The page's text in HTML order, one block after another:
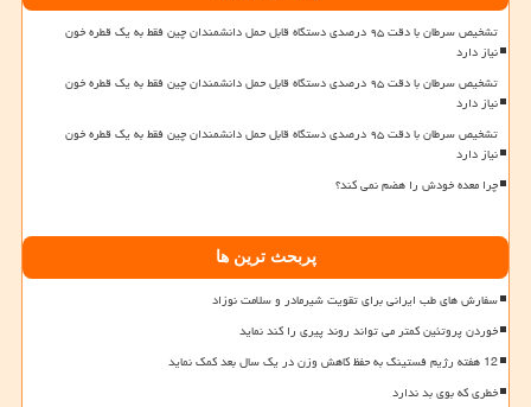
تشخیص سرطان با دقت ۹۵ درصدی دستگاه قابل حمل دانشمندان چین فقط به یک قطره خون
نیاز دارد
تشخیص سرطان با دقت ۹۵ درصدی دستگاه قابل حمل دانشمندان چین فقط به یک قطره خون
نیاز دارد
تشخیص سرطان با دقت ۹۵ درصدی دستگاه قابل حمل دانشمندان چین فقط به یک قطره خون
نیاز دارد
چرا معده خودش را هضم نمی کند؟
پربحث ترین ها
سفارش های طب ایرانی برای تقویت شیرمادر و سلامت نوزاد
خوردن پروتئین کمتر می تواند روند پیری را کند نماید
12 هفته رژیم فستینگ به حفظ کاهش وزن در یک سال بعد کمک نماید
خطری که بوی بد ندارد